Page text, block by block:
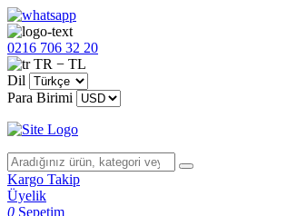
0216 706 32 20
TR − TL
Dil
Para Birimi
Kargo Takip
Üyelik
0 Sepetim